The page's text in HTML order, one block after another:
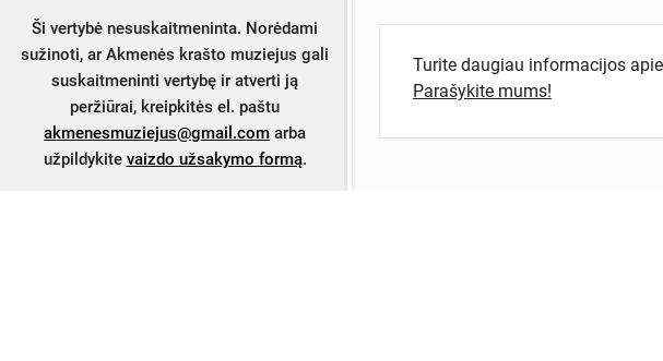
Ši vertybė nesuskaitmeninta. Norėdami
sužinoti, ar Akmenės krašto muziejus gali
suskaitmeninti vertybę ir atverti ją
peržiūrai, kreipkitės el. paštu
akmenesmuziejus@gmail.com arba
užpildykite vaizdo užsakymo formą.
Turite daugiau informacijos
Parašykite mums!